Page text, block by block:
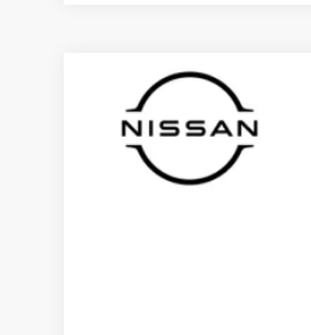
2023NISSAN FRONTIER
3N6AD33A6PK852321
79,000 km